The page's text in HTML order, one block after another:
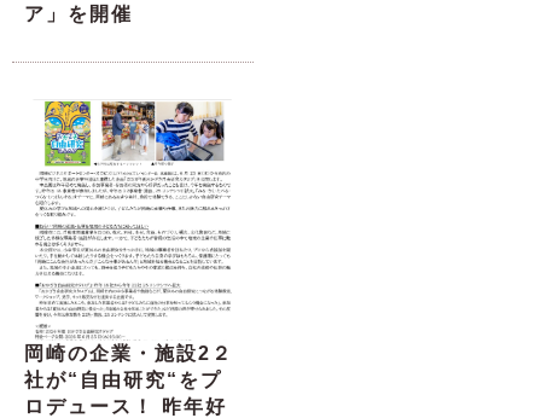
ア」を開催
岡崎の企業・施設2２
社が“自由研究“をプ
ロデュース！ 昨年好